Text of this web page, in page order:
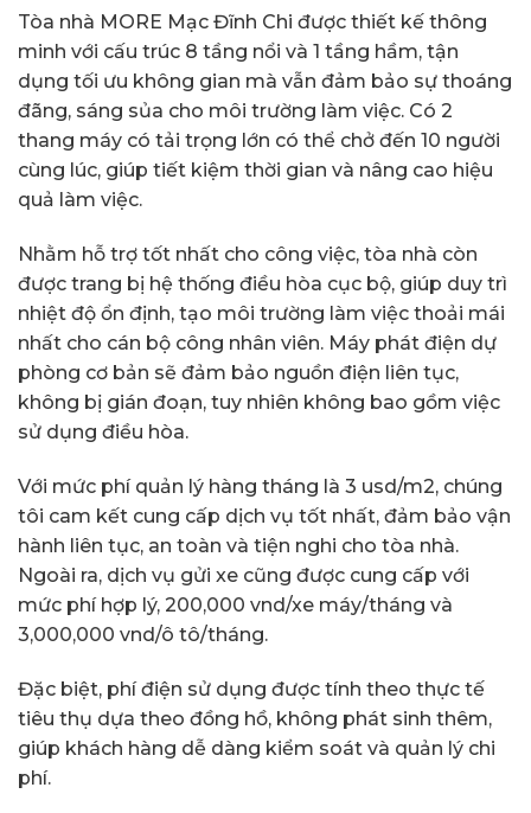
Tòa nhà MORE Mạc Đĩnh Chi được thiết kế thông
minh với cấu trúc 8 tầng nổi và 1 tầng hầm, tận
dụng tối ưu không gian mà vẫn đảm bảo sự thoáng
đãng, sáng sủa cho môi trường làm việc. Có 2
thang máy có tải trọng lớn có thể chở đến 10 người
cùng lúc, giúp tiết kiệm thời gian và nâng cao hiệu
quả làm việc.
Nhằm hỗ trợ tốt nhất cho công việc, tòa nhà còn
được trang bị hệ thống điều hòa cục bộ, giúp duy trì
nhiệt độ ổn định, tạo môi trường làm việc thoải mái
nhất cho cán bộ công nhân viên. Máy phát điện dự
phòng cơ bản sẽ đảm bảo nguồn điện liên tục,
không bị gián đoạn, tuy nhiên không bao gồm việc
sử dụng điều hòa.
Với mức phí quản lý hàng tháng là 3 usd/m2, chúng
tôi cam kết cung cấp dịch vụ tốt nhất, đảm bảo vận
hành liên tục, an toàn và tiện nghi cho tòa nhà.
Ngoài ra, dịch vụ gửi xe cũng được cung cấp với
mức phí hợp lý, 200,000 vnd/xe máy/tháng và
3,000,000 vnd/ô tô/tháng.
Đặc biệt, phí điện sử dụng được tính theo thực tế
tiêu thụ dựa theo đồng hồ, không phát sinh thêm,
giúp khách hàng dễ dàng kiểm soát và quản lý chi
phí.